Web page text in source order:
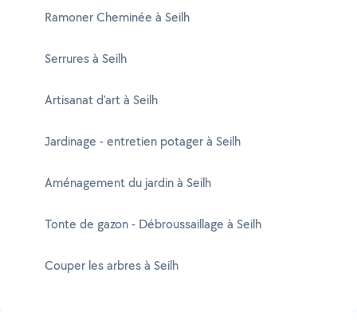
Ramoner Cheminée à Seilh
Serrures à Seilh
Artisanat d'art à Seilh
Jardinage - entretien potager à Seilh
Aménagement du jardin à Seilh
Tonte de gazon - Débroussaillage à Seilh
Couper les arbres à Seilh